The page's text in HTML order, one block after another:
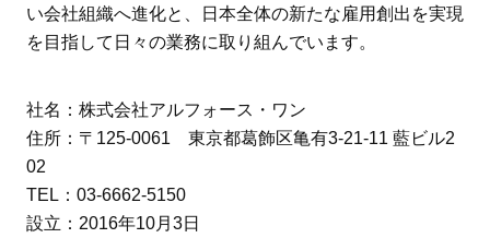
い会社組織へ進化と、日本全体の新たな雇用創出を実現
を目指して日々の業務に取り組んでいます。
社名：株式会社アルフォース・ワン
住所：〒125-0061 東京都葛飾区亀有3-21-11 藍ビル2
02
TEL：03-6662-5150
設立：2016年10月3日